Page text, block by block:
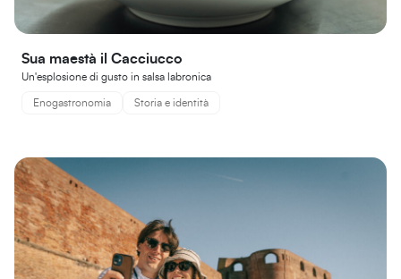
Sua maestà il Cacciucco
Un'esplosione di gusto in salsa labronica
Enogastronomia Storia e identità